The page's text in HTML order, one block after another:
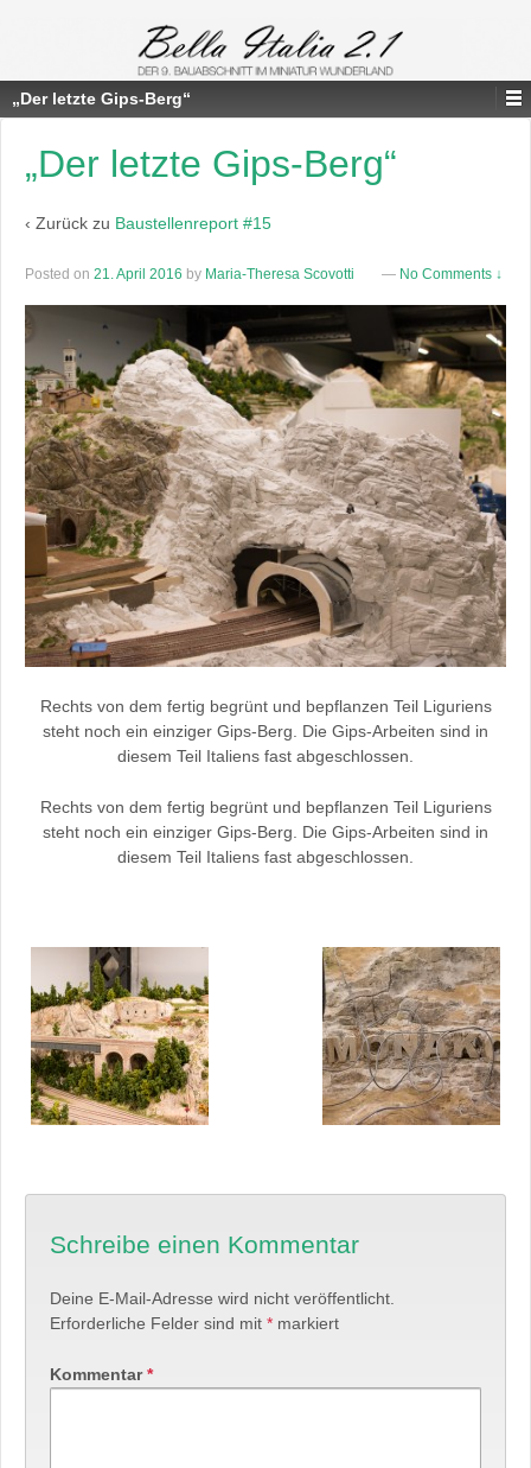
„Der letzte Gips-Berg“
„Der letzte Gips-Berg“
‹ Zurück zu Baustellenreport #15
Posted on 21. April 2016 by Maria-Theresa Scovotti — No Comments ↓
Rechts von dem fertig begrünt und bepflanzen Teil Liguriens
steht noch ein einziger Gips-Berg. Die Gips-Arbeiten sind in
diesem Teil Italiens fast abgeschlossen.
Rechts von dem fertig begrünt und bepflanzen Teil Liguriens
steht noch ein einziger Gips-Berg. Die Gips-Arbeiten sind in
diesem Teil Italiens fast abgeschlossen.
Schreibe einen Kommentar
Deine E-Mail-Adresse wird nicht veröffentlicht.
Erforderliche Felder sind mit * markiert
Kommentar*